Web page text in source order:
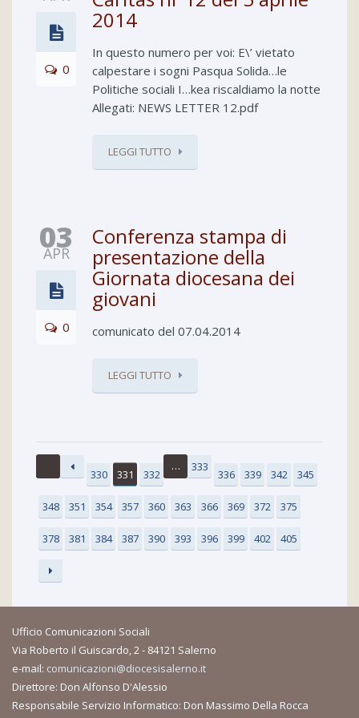
0
2014
In questo numero per voi: E\’ vietato
calpestare i sogni Pasqua Solida…le
Politiche sociali I…kea riscaldiamo la notte
Allegati: NEWS LETTER 12.pdf
LEGGI TUTTO
03
APR
0
Conferenza stampa di
presentazione della
Giornata diocesana dei
giovani
comunicato del 07.04.2014
LEGGI TUTTO
330 331 332
… 333
336 339 342 345
348 351 354 357 360 363 366 369 372 375
378 381 384 387 390 393 396 399 402 405
Ufficio Comunicazioni Sociali
Via Roberto il Guiscardo, 2 - 84121 Salerno
e-mail: comunicazioni@diocesisalerno.it
Direttore: Don Alfonso D'Alessio
Responsabile Servizio Informatico: Don Massimo Della Rocca